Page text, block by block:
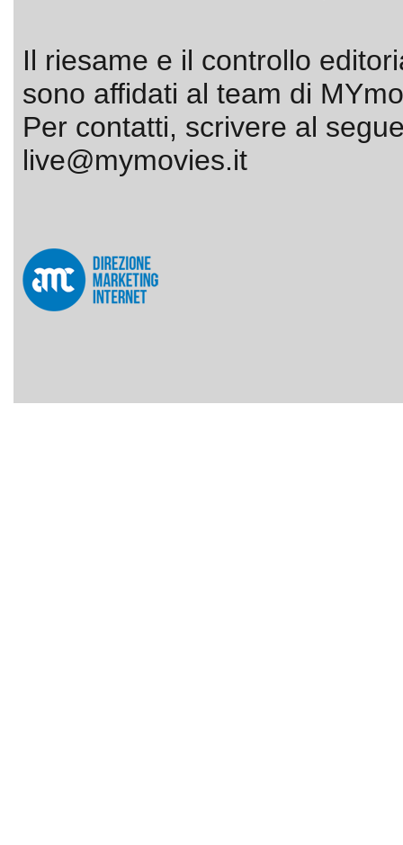
Il riesame e il controllo
sono affidati al team di
Per contatti, scrivere al
live@mymovies.it